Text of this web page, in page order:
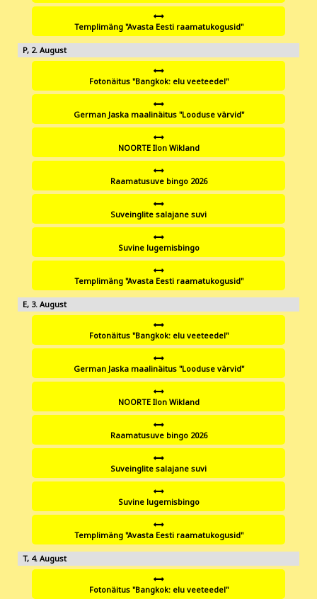
Templimäng "Avasta Eesti raamatukogusid"
2
Fotonäitus "Bangkok: elu veeteedel"
German Jaska maalinäitus "Looduse värvid"
NOORTE Ilon Wikland
Raamatusuve bingo 2026
Suveinglite salajane suvi
Suvine lugemisbingo
Templimäng "Avasta Eesti raamatukogusid"
3
Fotonäitus "Bangkok: elu veeteedel"
German Jaska maalinäitus "Looduse värvid"
NOORTE Ilon Wikland
Raamatusuve bingo 2026
Suveinglite salajane suvi
Suvine lugemisbingo
Templimäng "Avasta Eesti raamatukogusid"
4
Fotonäitus "Bangkok: elu veeteedel"